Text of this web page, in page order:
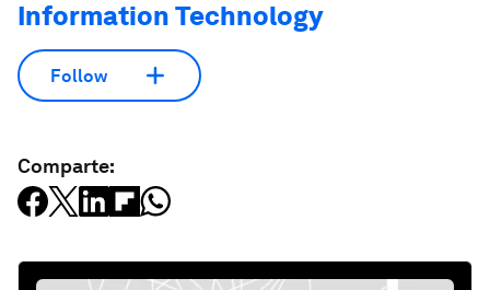
Information Technology
Follow
Comparte: